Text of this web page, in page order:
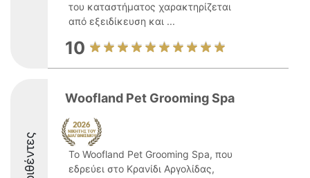
του καταστήματος χαρακτηρίζεται
από εξειδίκευση και ...
10
Woofland Pet Grooming Spa
Το Woofland Pet Grooming Spa, που
εδρεύει στο Κρανίδι Αργολίδας,